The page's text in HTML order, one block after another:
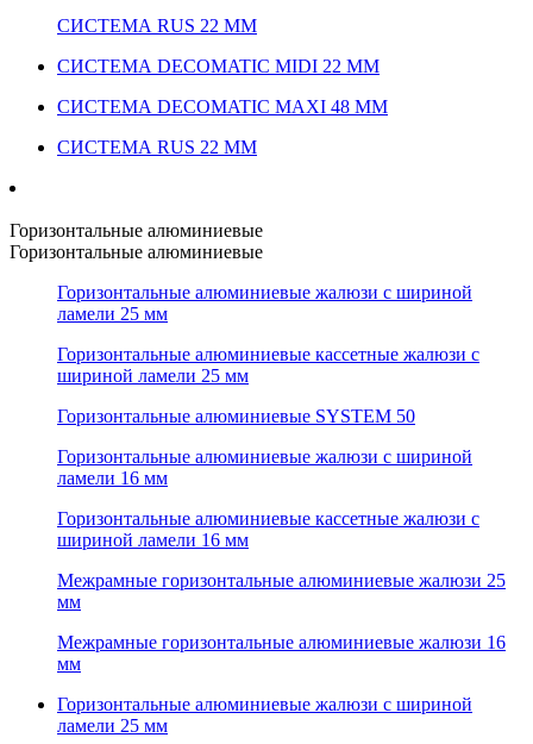
СИСТЕМА RUS 22 ММ
СИСТЕМА DECOMATIC MIDI 22 ММ
СИСТЕМА DECOMATIC MAXI 48 ММ
СИСТЕМА RUS 22 ММ
Горизонтальные алюминиевые
Горизонтальные алюминиевые
Горизонтальные алюминиевые жалюзи с шириной
ламели 25 мм
Горизонтальные алюминиевые кассетные жалюзи с
шириной ламели 25 мм
Горизонтальные алюминиевые SYSTEM 50
Горизонтальные алюминиевые жалюзи с шириной
ламели 16 мм
Горизонтальные алюминиевые кассетные жалюзи с
шириной ламели 16 мм
Межрамные горизонтальные алюминиевые жалюзи 25
мм
Межрамные горизонтальные алюминиевые жалюзи 16
мм
Горизонтальные алюминиевые жалюзи с шириной
ламели 25 мм